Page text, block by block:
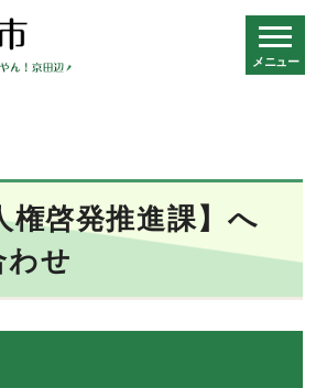
メニュー
権啓発推進課】へ
わせ